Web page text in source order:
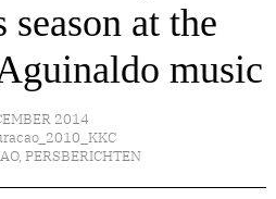
season at the
music
2014
, PERSBERICHTEN